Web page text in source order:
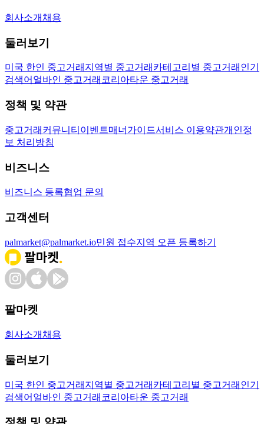
회사소개 채용
둘러보기
미국 한인 중고거래 지역별 중고거래 카테고리별 중고거래 인기
검색어 얼바인 중고거래 코리아타운 중고거래
정책 및 약관
중고거래 커뮤니티 이벤트매너가이드서비스 이용약관개인정
보 처리방침
비즈니스
비즈니스 등록협업 문의
고객센터
palmarket@palmarket.io민원 접수지역 오픈 등록하기
팔마켓
회사소개 채용
둘러보기
미국 한인 중고거래 지역별 중고거래 카테고리별 중고거래 인기
검색어 얼바인 중고거래 코리아타운 중고거래